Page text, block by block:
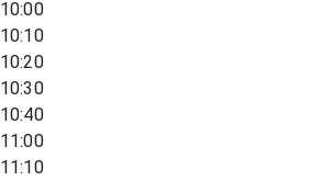
10:00
10:10
10:20
10:30
10:40
11:00
11:10